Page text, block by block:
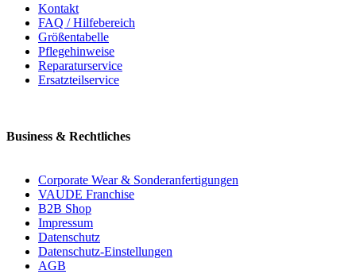
Kontakt
FAQ / Hilfebereich
Größentabelle
Pflegehinweise
Reparaturservice
Ersatzteilservice
Business & Rechtliches
Corporate Wear & Sonderanfertigungen
VAUDE Franchise
B2B Shop
Impressum
Datenschutz
Datenschutz-Einstellungen
AGB